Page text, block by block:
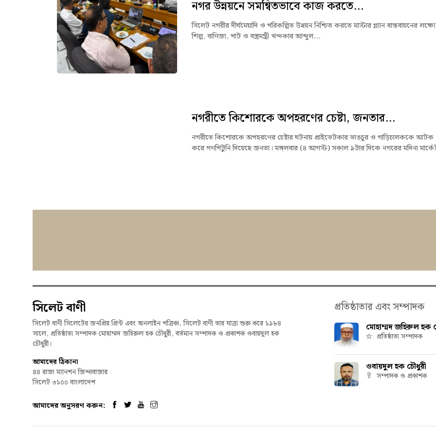
নগর উন্নয়নে সমন্বিতভাবে কাজ করতে...
সিলেট নগরীর দীর্ঘমেয়াদি ও পরিকল্পিত উন্নয়ন নিশ্চিত করতে মাস্টার প্ল্যান বাস্তবায়নের লক্ষ্যে
শিল্প, বাণিজ্য, পাট ও বস্ত্রমন্ত্রী খন্দকার আব্দুল...
নগরীতে কিশোরকে অপহরণের চেষ্টা, জনতার...
নগরীতে কিশোরকে অপহরণের চেষ্টার ঘটনায় প্রাইভেটকার ভাঙচুর ও গাড়িচালককে আটক
করে গণপিটুনি দিয়েছে জনতা। মঙ্গলবার (৪ আগস্ট) সকাল ৯টার দিকে নগরের মদিনা
সিলেট বাণী
সিলেট বাণী সিলেটের জনপ্রিয় প্রিন্ট এবং অনলাইন পত্রিকা, সিলেট বাণী তার যাত্রা শুরু করে ১৯৮৪
সালে, প্রতিষ্ঠাতা সম্পাদক মোহাম্মদ জহিরুল হক চৌধুরী, বর্তমান সম্পাদক ও প্রকাশক ওবায়দুল হক
চৌধুরী।
আমাদের ঠিকানা
৪৪ রাজা ম্যানশন জিন্দাবাজার
সিলেট ৩১০০ বাংলাদেশ
আমাদের অনুসরণ করুন:
প্রতিষ্ঠাতার এবং সম্পাদক
মোহাম্মদ জহিরুল হক
প্রতিষ্ঠাতা সম্পাদক
ওবায়দুল হক চৌধুরী
সম্পাদক ও প্রকাশক